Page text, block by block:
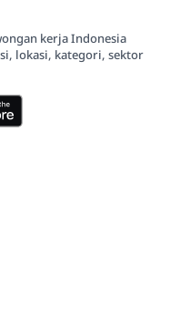
kerja Indonesia
lokasi, kategori, sektor